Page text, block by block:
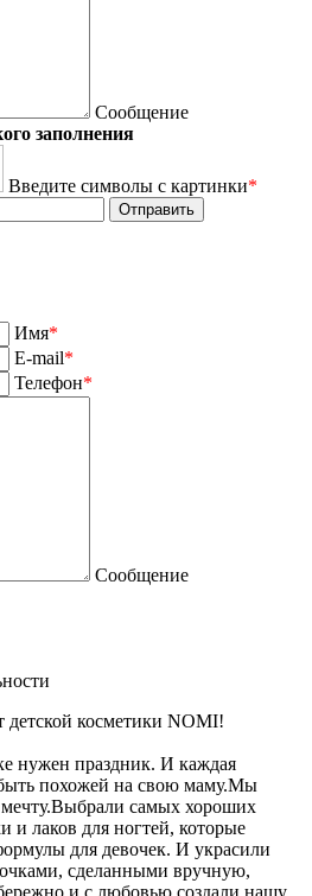
Сообщение
заполнения
Введите символы с картинки*
Имя*
E-mail*
Телефон*
Сообщение
детской косметики NOMI!
нужен праздник. И каждая
быть похожей на свою маму.Мы
самых хороших
и лаков для ногтей, которые
для девочек. И украсили
сделанными вручную,
и с любовью создали нашу